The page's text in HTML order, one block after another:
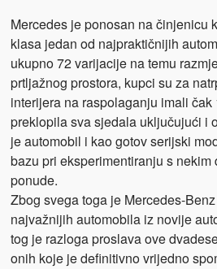
Mercedes je ponosan na činjenicu
klasa jedan od najpraktičnijih
ukupno 72 varijacije na temu
prtljažnog prostora, kupci su za
interijera na raspolaganju imali
preklopila sva sjedala uključujući i
je automobil i kao gotov serijski
bazu pri eksperimentiranju s
ponude.
Zbog svega toga je Mercedes-
najvažnijih automobila iz novije
tog je razloga proslava ove
onih koje je definitivno vrijedno